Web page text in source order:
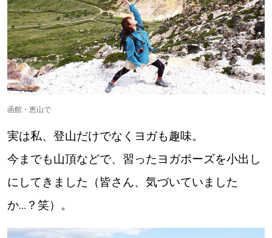
函館・恵山で
実は私、登山だけでなくヨガも趣味。
今までも山頂などで、習ったヨガポーズを小出し
にしてきました（皆さん、気づいていました
か…？笑）。